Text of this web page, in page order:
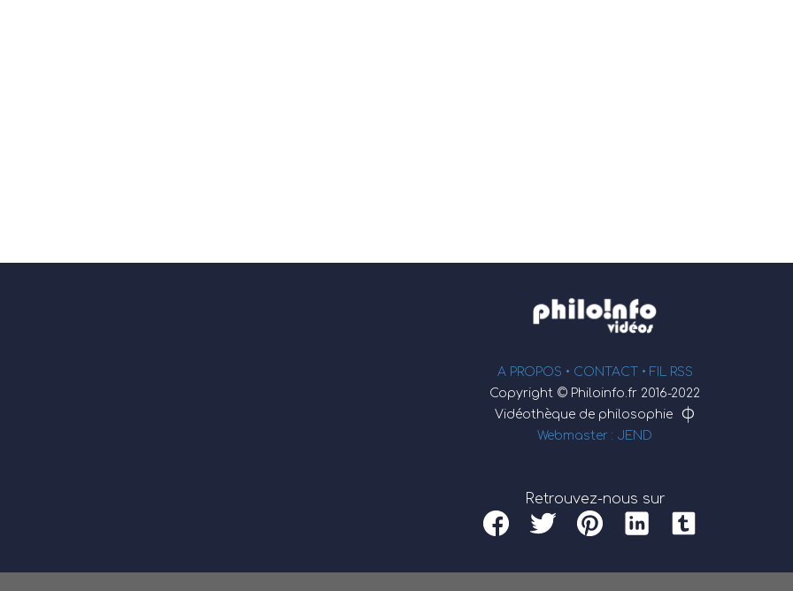
A PROPOS • CONTACT • FIL RSS
Copyright © Philoinfo.fr 2016-2022
Vidéothèque de philosophie
φ
Webmaster : JEND
Retrouvez-nous sur